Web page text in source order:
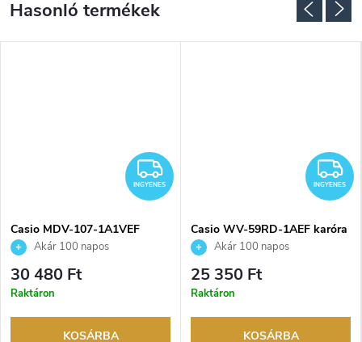
INGYENES
INGYENES
Casio MDV-107-1A1VEF
karóraAkár 100 napos
visszaküldési lehetőség. Hivatalos
márkakereskedő.
30 480 Ft
Raktáron
KOSÁRBA
INGYENES
Casio WV-59RD-1AEF karóra
Akár 100 napos
visszaküldési lehetőség. Hivatalos
márkakereskedő.
25 350 Ft
Raktáron
KOSÁRBA